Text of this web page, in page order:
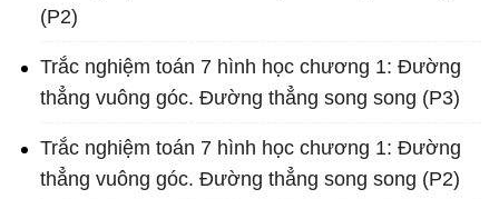
(P2)
Trắc nghiệm toán 7 hình học chương 1: Đường
thẳng vuông góc. Đường thẳng song song (P3)
Trắc nghiệm toán 7 hình học chương 1: Đường
thẳng vuông góc. Đường thẳng song song (P2)